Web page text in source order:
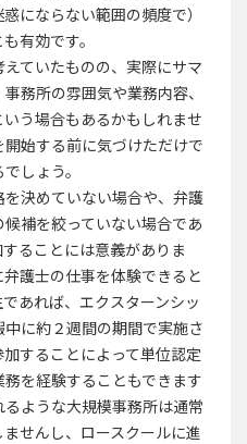
にならない範囲の頻度で）
有効です。
ていたものの、実際にサマ
務所の雰囲気や業務内容、
う場合もあるかもしれませ
始する前に気づけただけで
しょう。
決めていない場合や、弁護
補を絞っていない場合であ
ることには意義がありま
護士の仕事を体験できると
あれば、エクスターンシッ
に約２週間の期間で実施さ
することによって単位認定
を経験することもできます
ような大規模事務所は通常
せんし、ロースクールに進